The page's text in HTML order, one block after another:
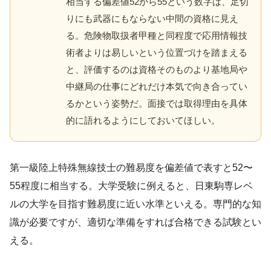
りにも武器にもならない中間の資格に見え
る。危険物取扱者甲種と同程度で応用情報技
術者よりは易しいという位置づけを踏まえる
と、評価するのは資格そのものより基地局や
中継局の仕事にどれだけ本気で向き合ってい
るかという姿勢だ。面接では取得理由を具体
的に語れるようにしておいてほしい。
第一級陸上特殊無線技士の難易度を偏差値で表すと52〜
55程度に相当する。大学受験に例えると、日東駒専レベ
ルの大学を目指す難易度に近い水準といえる。専門的な知
識が必要ですが、適切な準備をすれば合格できる試験とい
える。